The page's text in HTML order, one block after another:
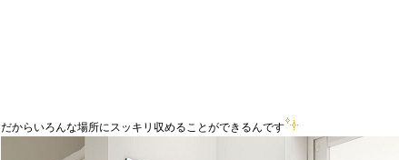
だからいろんな場所にスッキリ収めることができるんです